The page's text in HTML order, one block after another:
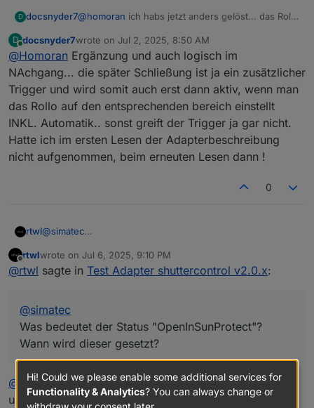
D docsnyder7@homoran ich habs jetzt anders gelöst... das Rollo
Instanz..hätte icha uch früher drauf kommen
können
D
Online
docsnyder7wrote on Jul 2, 2025, 8:50 AM
last edited by
@Homoran Ergänzung und auch logisch im
NAchgang... die später Schließung ist ja ein zusätzlicher
Trigger und wird somit auch erst dann aktiv, wenn man
das Rollo auf den entsprechenden bereich einstellt
INKL. Automatik.. sonst greift der Trigger ja gar nicht.
Hatte ich im ersten Lesen der Adapterbeschreibung
nicht aufgenommen, beim erneuten Lesen dann !
0
rtwl@simatec
dieser gesetzt?
Offline
rtwlwrote on Jul 6, 2025, 9:10 PM
last edited by
@rtwl sagte in Test Adapter shuttercontrol v2.0.x:
@simatec
Was bedeutet der Status "OpenInSunProtect"?
Wann wird dieser gesetzt?
@ simatec, wärst du so nett und beschreibst kurz wann
und warum dieser Status gesetzt wird?
Hi! Could we please enable some additional services for
Functionality & Analytics? You can always change or